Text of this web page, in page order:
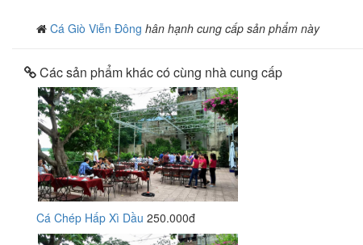
Cá Giò Viễn Đông hân hạnh cung cấp sản phẩm này
Các sản phẩm khác có cùng nhà cung cấp
Cá Chép Hấp Xì Dầu 250.000đ